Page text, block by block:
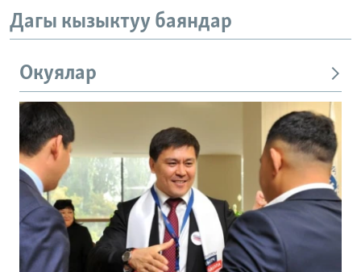
Дагы кызыктуу баяндар
Окуялар